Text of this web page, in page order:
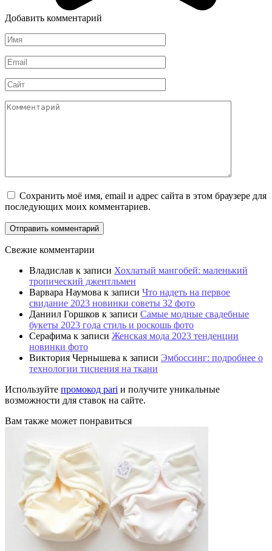
Добавить комментарий
Имя
Email
Сайт
Комментарий
Сохранить моё имя, email и адрес сайта в этом браузере для
последующих моих комментариев.
Свежие комментарии
Владислав к записи Хохлатый мангобей: маленький
тропический джентльмен
Варвара Наумова к записи Что надеть на первое
свидание 2023 новинки советы 32 фото
Даниил Горшков к записи Самые модные свадебные
букеты 2023 года стиль и роскошь фото
Серафима к записи Женская мода 2023 тенденции
новинки фото
Виктория Чернышева к записи Эмбоссинг: подробнее о
технологии тиснения на ткани
Используйте промокод pari и получите уникальные
возможности для ставок на сайте.
Вам также может понравиться